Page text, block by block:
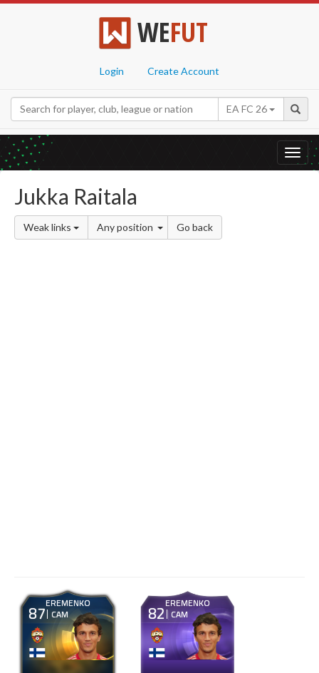
WEFUT
Login Create Account
EA FC 26
Jukka Raitala
Weak links Any position Go back
87 CAM
EREMENKO 82 CAM
EREMENKO